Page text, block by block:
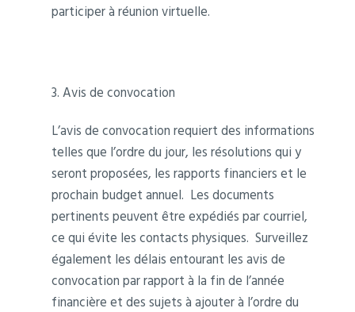
participer à réunion virtuelle.
3. Avis de convocation
L’avis de convocation requiert des informations
telles que l’ordre du jour, les résolutions qui y
seront proposées, les rapports financiers et le
prochain budget annuel. Les documents
pertinents peuvent être expédiés par courriel,
ce qui évite les contacts physiques. Surveillez
également les délais entourant les avis de
convocation par rapport à la fin de l’année
financière et des sujets à ajouter à l’ordre du